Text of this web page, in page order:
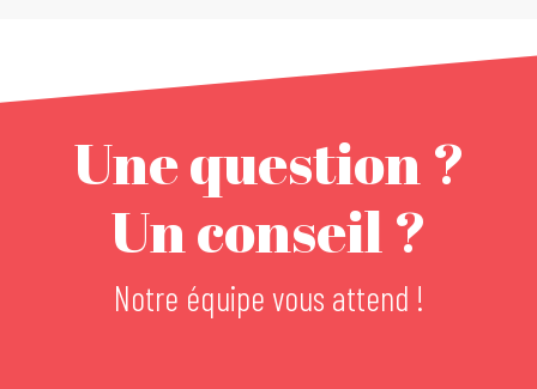
Une question ?
Un conseil ?
Notre équipe vous attend !